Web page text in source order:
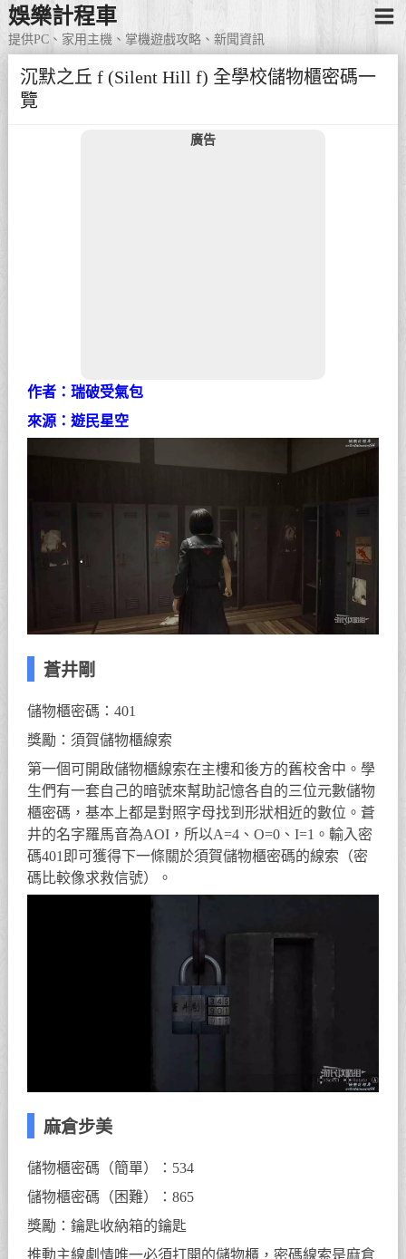
娛樂計程車
提供PC、家用主機、掌機遊戲攻略、新聞資訊
沉默之丘 f (Silent Hill f) 全學校儲物櫃密碼一
覽
廣告
作者：瑞破受氣包
來源：遊民星空
蒼井剛
儲物櫃密碼：401
獎勵：須賀儲物櫃線索
第一個可開啟儲物櫃線索在主樓和後方的舊校舍中。學
生們有一套自己的暗號來幫助記憶各自的三位元數儲物
櫃密碼，基本上都是對照字母找到形狀相近的數位。蒼
井的名字羅馬音為AOI，所以A=4、O=0、I=1。輸入密
碼401即可獲得下一條關於須賀儲物櫃密碼的線索（密
碼比較像求救信號）。
麻倉步美
儲物櫃密碼（簡單）：534
儲物櫃密碼（困難）：865
獎勵：鑰匙收納箱的鑰匙
推動主線劇情唯一必須打開的儲物櫃，密碼線索是麻倉